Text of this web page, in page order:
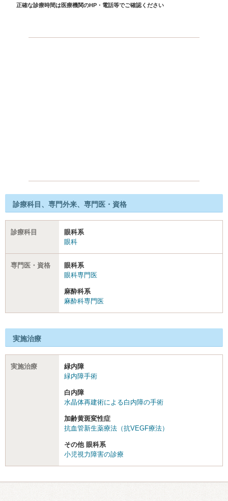
正確な診療時間は医療機関のHP・電話等でご確認ください
診療科目、専門外来、専門医・資格
診療科目
眼科系
眼科
専門医・資格
眼科系
眼科専門医
麻酔科系
麻酔科専門医
実施治療
実施治療
緑内障
緑内障手術
白内障
水晶体再建術による白内障の手術
加齢黄斑変性症
抗血管新生薬療法（抗VEGF療法）
その他 眼科系
小児視力障害の診療